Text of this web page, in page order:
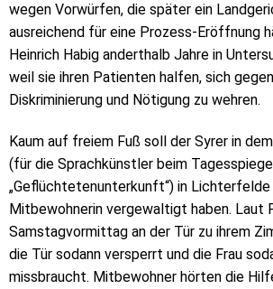
wegen Vorwürfen, die später ein
ausreichend für eine Prozess-Eröffnung
Heinrich Habig anderthalb Jahre in
weil sie ihren Patienten halfen, sich
Diskriminierung und Nötigung zu wehren.
Kaum auf freiem Fuß soll der Syrer in
(für die Sprachkünstler beim
„Geflüchtetenunterkunft“) in Lichterfelde
Mitbewohnerin vergewaltigt haben. Laut
Samstagvormittag an der Tür zu ihrem
die Tür sodann versperrt und die Frau
missbraucht. Mitbewohner hörten die